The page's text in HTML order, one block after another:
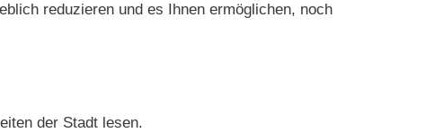
reduzieren und es Ihnen ermöglichen, noch
der Stadt lesen.